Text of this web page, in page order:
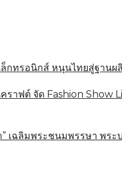
กทรอนิกส์ หนุนไทยสู่ฐานผ
าฟต์ จัด Fashion Show
เฉลิมพระชนมพรรษา พร